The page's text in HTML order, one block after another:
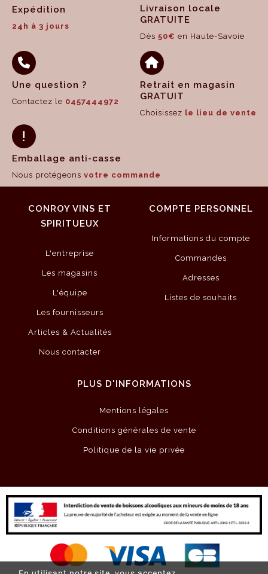
Expédition
24h à 3 jours
Livraison locale
GRATUITE
Dès 50€ en Haute-Savoie
Une question ?
Contactez le 0457444972
Retrait en magasin
GRATUIT
Choisissez le lieu de vente
Emballage anti-casse
Nous protégeons votre commande
CONROY VINS ET
SPIRITUEUX
L'entreprise
Les magasins
L'équipe
Les fournisseurs
Articles & Actualités
Nous contacter
COMPTE PERSONNEL
Informations du compte
Commandes
Adresses
Listes de souhaits
PLUS D'INFORMATIONS
Mentions légales
Conditions générales de vente
Politique de la vie privée